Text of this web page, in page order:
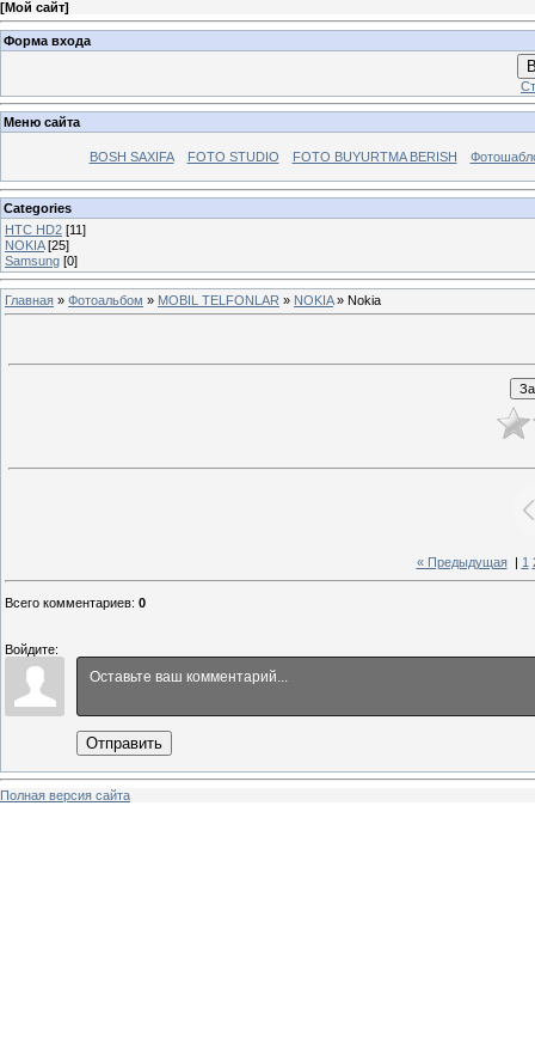
[Мой сайт]
Форма входа
Меню сайта
BOSH SAXIFA FOTO STUDIO FOTO BUYURTMA BERISH
Categories
HTC HD2 [11]
NOKIA [25]
Samsung [0]
Главная » Фотоальбом » MOBIL TELFONLAR » NOKIA» Nokia
« Предыдущая| 1
Всего комментариев: 0
Войдите:
Отправить
Полная версия сайта